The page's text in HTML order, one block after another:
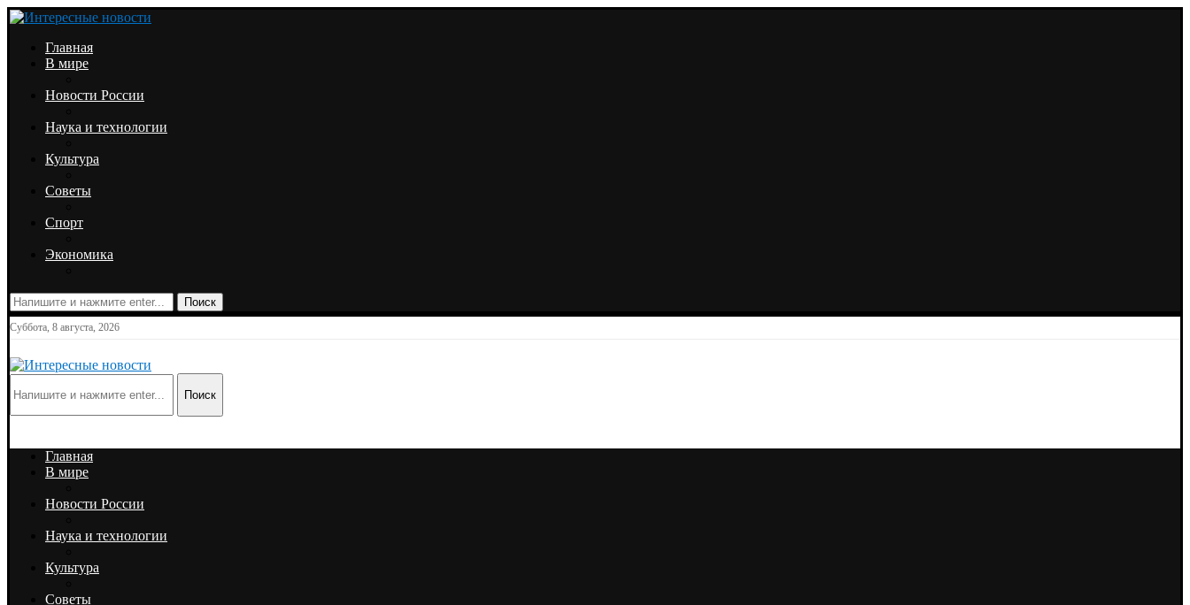
Главная
В мире
Новости России
Наука и технологии
Культура
Советы
Спорт
Экономика
Поиск
Суббота, 8 августа, 2026
Поиск
Главная
В мире
Новости России
Наука и технологии
Культура
Советы